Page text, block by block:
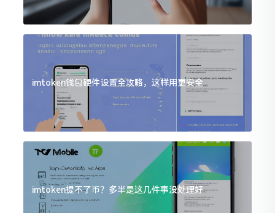
imtoken钱包硬件设置全攻略，这样用更安全
imtoken提不了币？多半是这几件事没处理好